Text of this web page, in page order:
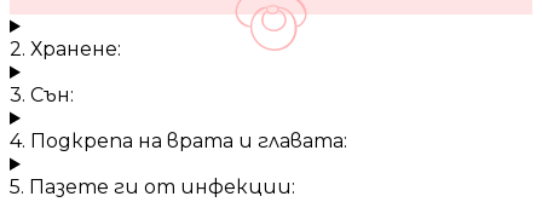
2. Хранене:
3. Сън:
4. Подкрепа на врата и главата:
5. Пазете ги от инфекции: